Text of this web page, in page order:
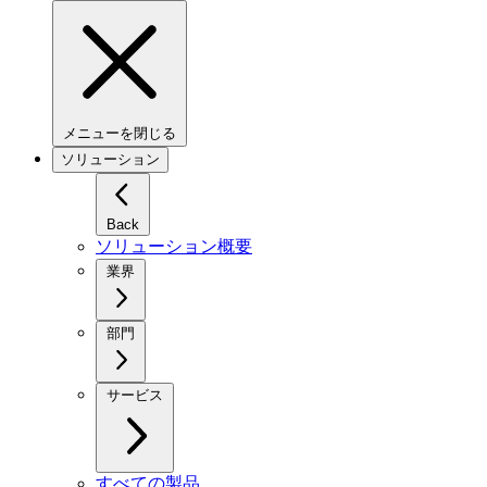
メニューを閉じる
ソリューション
Back
ソリューション概要
業界
部門
サービス